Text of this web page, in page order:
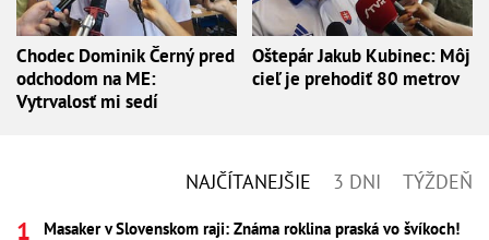
Chodec Dominik Černý pred
odchodom na ME:
Vytrvalosť mi sedí
Oštepár Jakub Kubinec: Môj
cieľ je prehodiť 80 metrov
NAJČÍTANEJŠIE 3 DNI TÝŽDEŇ
Masaker v Slovenskom raji: Známa roklina praská vo švíkoch!